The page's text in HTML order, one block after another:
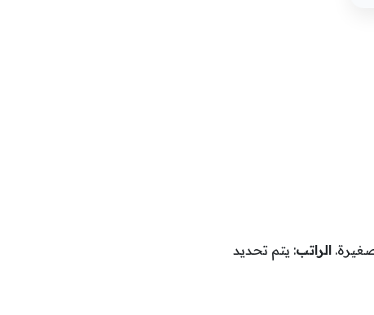
الراتب: يتم تحديد